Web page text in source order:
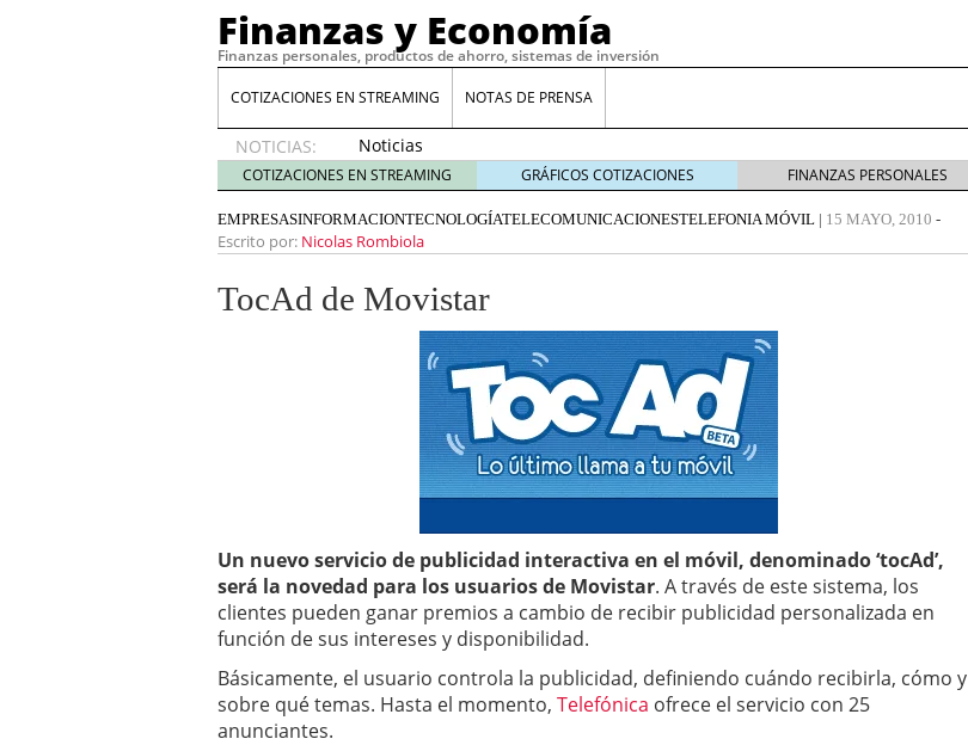
Finanzas y Economía
Finanzas personales, productos de ahorro, sistemas de inversión
COTIZACIONES EN STREAMING NOTAS DE PRENSA
NOTICIAS:
Noticias
de XRP
por qué
las
alertas
whales
suelen
16
de abril
de 2026
Comparativa Costes vs Agilidad: ¿Por qué el Préstamo Promotor privado
acelera la rentabilidad? 12 de diciembre de 2025
Meses sin intereses: Cómo aprovechar esta opción para gestionar tus
24 de noviembre de 2025
Planificar tu herencia también es una decisión financiera: cómo anticiparte
a los costes 21 de noviembre de 2025
¿Cuánto cuesta un software punto de venta? 3 de octubre de 2025
COTIZACIONES EN STREAMING GRÁFICOS COTIZACIONES FINANZAS PERSONALES
EMPRESASINFORMACIONTECNOLOGÍATELECOMUNICACIONESTELEFONIA MÓVIL | 15 MAYO, 2010 -
Escrito por: Nicolas Rombiola
TocAd de Movistar
Un nuevo servicio de publicidad interactiva en el móvil, denominado ‘tocAd’,
será la novedad para los usuarios de Movistar. A través de este sistema, los
clientes pueden ganar premios a cambio de recibir publicidad personalizada en
función de sus intereses y disponibilidad.
Básicamente, el usuario controla la publicidad, definiendo cuándo recibirla, cómo y
sobre qué temas. Hasta el momento, Telefónica ofrece el servicio con 25
anunciantes.